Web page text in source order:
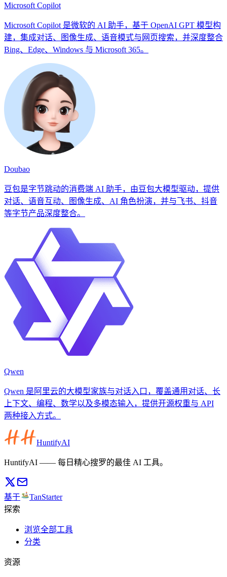
Microsoft Copilot
Microsoft Copilot 是微软的 AI 助手，基于 OpenAI GPT 模型构
建，集成对话、图像生成、语音模式与网页搜索，并深度整合
Bing、Edge、Windows 与 Microsoft 365。
Doubao
豆包是字节跳动的消费端 AI 助手，由豆包大模型驱动，提供
对话、语音互动、图像生成、AI 角色扮演，并与飞书、抖音
等字节产品深度整合。
Qwen
Qwen 是阿里云的大模型家族与对话入口，覆盖通用对话、长
上下文、编程、数学以及多模态输入，提供开源权重与 API
两种接入方式。
HuntifyAI
HuntifyAI —— 每日精心搜罗的最佳 AI 工具。
基于
TanStarter
探索
浏览全部工具
分类
资源